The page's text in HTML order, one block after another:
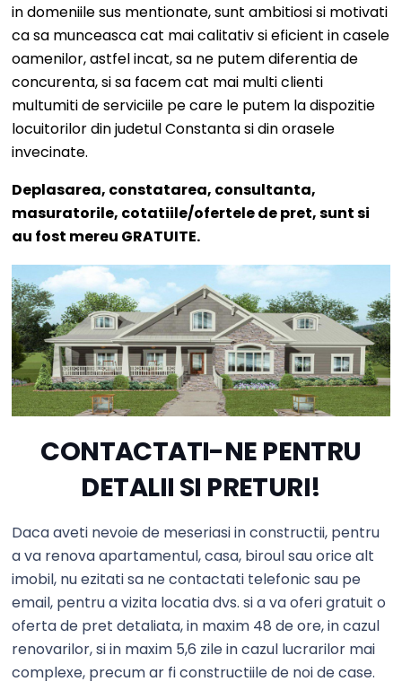
in domeniile sus mentionate, sunt ambitiosi si motivati
ca sa munceasca cat mai calitativ si eficient in casele
oamenilor, astfel incat, sa ne putem diferentia de
concurenta, si sa facem cat mai multi clienti
multumiti de serviciile pe care le putem la dispozitie
locuitorilor din judetul Constanta si din orasele
invecinate.
Deplasarea, constatarea, consultanta,
masuratorile, cotatiile/ofertele de pret, sunt si
au fost mereu GRATUITE.
CONTACTATI-NE PENTRU
DETALII SI PRETURI!
Daca aveti nevoie de meseriasi in constructii, pentru
a va renova apartamentul, casa, biroul sau orice alt
imobil, nu ezitati sa ne contactati telefonic sau pe
email, pentru a vizita locatia dvs. si a va oferi gratuit o
oferta de pret detaliata, in maxim 48 de ore, in cazul
renovarilor, si in maxim 5,6 zile in cazul lucrarilor mai
complexe, precum ar fi constructiile de noi de case.